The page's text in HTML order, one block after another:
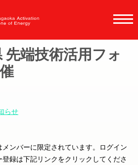
端技術活用フォ
らせ
ンバーに限定されています。ログイン
録は下記リンクをクリックしてくださ